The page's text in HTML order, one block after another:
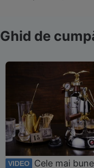
Ghid de
VIDEO
Cele mai